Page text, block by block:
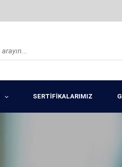
SERTİFİKALARIMIZ